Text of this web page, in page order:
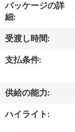
つ
い
て
工
場
パッケージの詳
細:
受渡し時間:
支払条件:
供給の能力:
ハイライト: